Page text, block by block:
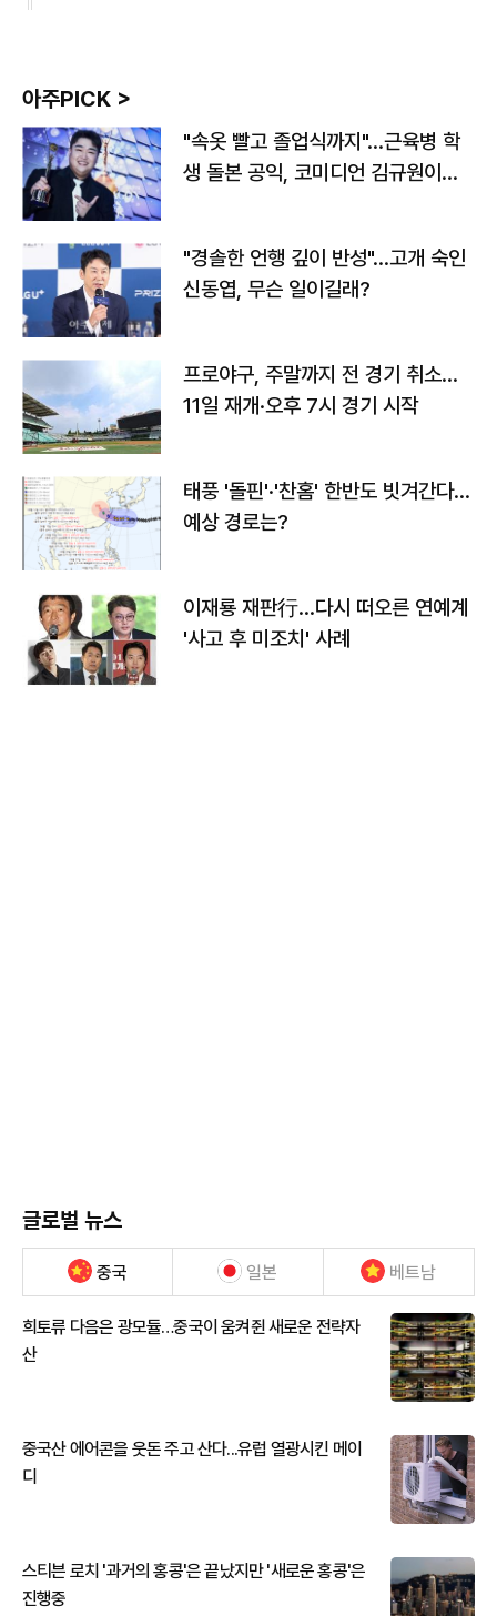
아주PICK >
"속옷 빨고 졸업식까지"…근육병 학
생 돌본 공익, 코미디언 김규원이었
"경솔한 언행 깊이 반성"…고개 숙인
신동엽, 무슨 일이길래?
프로야구, 주말까지 전 경기 취소…
11일 재개·오후 7시 경기 시작
태풍 '돌핀'·'찬홈' 한반도 빗겨간다…
예상 경로는?
이재룡 재판行…다시 떠오른 연예계
'사고 후 미조치' 사례
글로벌 뉴스
중국 일본 베트남
희토류 다음은 광모듈…중국이 움켜쥔 새로운 전략자
산
중국산 에어콘을 웃돈 주고 산다...유럽 열광시킨 메이
디
스티븐 로치 '과거의 홍콩'은 끝났지만 '새로운 홍콩'은
진행중